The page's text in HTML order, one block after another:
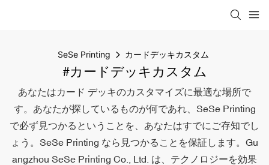
SeSe Printing カードデッキカスタム
#カードデッキカスタム
あなたはカード デッキのカスタマイズに最適な場所で
す。あなたが探しているものが何であれ、SeSe Printing
で必ず見つかるということを、あなたはすでにご存知でし
ょう。SeSe Printing なら見つかることを保証します。Gu
angzhou SeSe Printing Co., Ltd. は、テクノロジーを効果